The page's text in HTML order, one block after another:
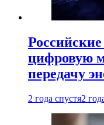
цифровую
передачу
2 года спустя2